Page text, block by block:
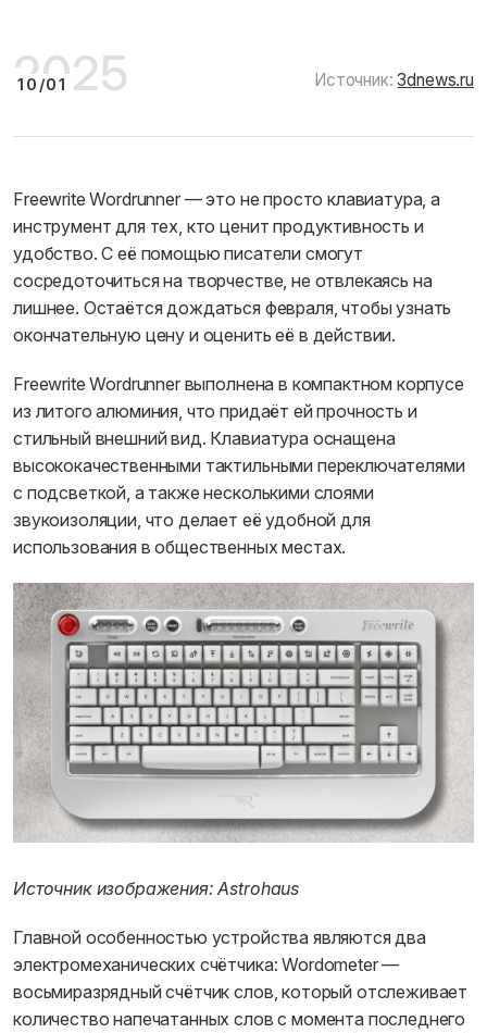
20
10/01 25 Источник:3dnews.ru
Freewrite Wordrunner — это не просто клавиатура, а
инструмент для тех, кто ценит продуктивность и
удобство. С её помощью писатели смогут
сосредоточиться на творчестве, не отвлекаясь на
лишнее. Остаётся дождаться февраля, чтобы узнать
окончательную цену и оценить её в действии.
Freewrite Wordrunner выполнена в компактном корпусе
из литого алюминия, что придаёт ей прочность и
стильный внешний вид. Клавиатура оснащена
высококачественными тактильными переключателями
с подсветкой, а также несколькими слоями
звукоизоляции, что делает её удобной для
использования в общественных местах.
Источник изображения: Astrohaus
Главной особенностью устройства являются два
электромеханических счётчика: Wordometer —
восьмиразрядный счётчик слов, который отслеживает
количество напечатанных слов с момента последнего